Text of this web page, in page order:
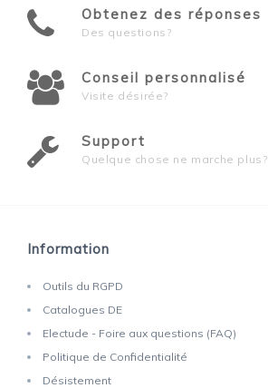
Obtenez des réponses
Des questions?
Conseil personnalisé
Visite désirée?
Support
Quelque chose ne marche plus?
Information
Outils du RGPD
Catalogues DE
Electude - Foire aux questions (FAQ)
Politique de Confidentialité
Désistement